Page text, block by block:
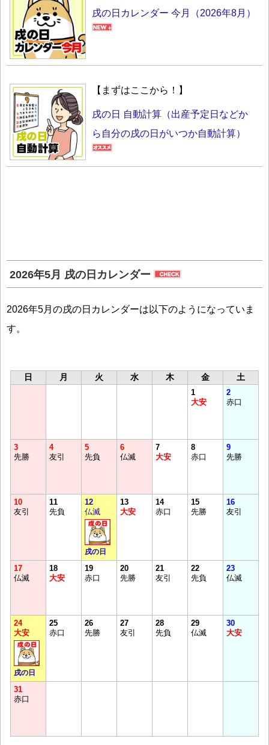
戌の日カレンダー 今月（2026年8月）
【まずはここから！】
戌の日 自動計算（出産予定日などか
ら自分の戌の日がいつか自動計算）
2026年5月 戌の日カレンダー
2026年5月の戌の日カレンダーは以下のようになっていま
す。
日 月 火 水 木 金 土
1
大安
2
赤口
3
先勝
4
友引
5
先負
6
仏滅
7
大安
8
赤口
9
先勝
10
友引
11
先負
12
仏滅
戌の日
13
大安
14
赤口
15
先勝
16
友引
17
仏滅
18
大安
19
赤口
20
先勝
21
友引
22
先負
23
仏滅
24
大安
戌の日
25
赤口
26
先勝
27
友引
28
先負
29
仏滅
30
大安
31
赤口